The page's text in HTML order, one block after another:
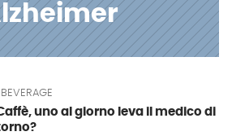
BEVERAGE
uno al giorno leva il medico di